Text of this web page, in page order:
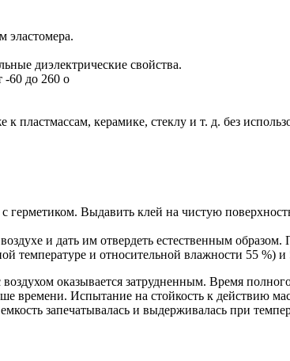
эластомера.
диэлектрические свойства.
-60 до 260 o
пластмассам, керамике, стеклу и т. д. без
Выдавить клей на чистую
и дать им отвердеть естественным
температуре и относительной влажности 55 %) и
оказывается затрудненным. Время
времени. Испытание на стойкость к действию
запечатывалась и выдерживалась при